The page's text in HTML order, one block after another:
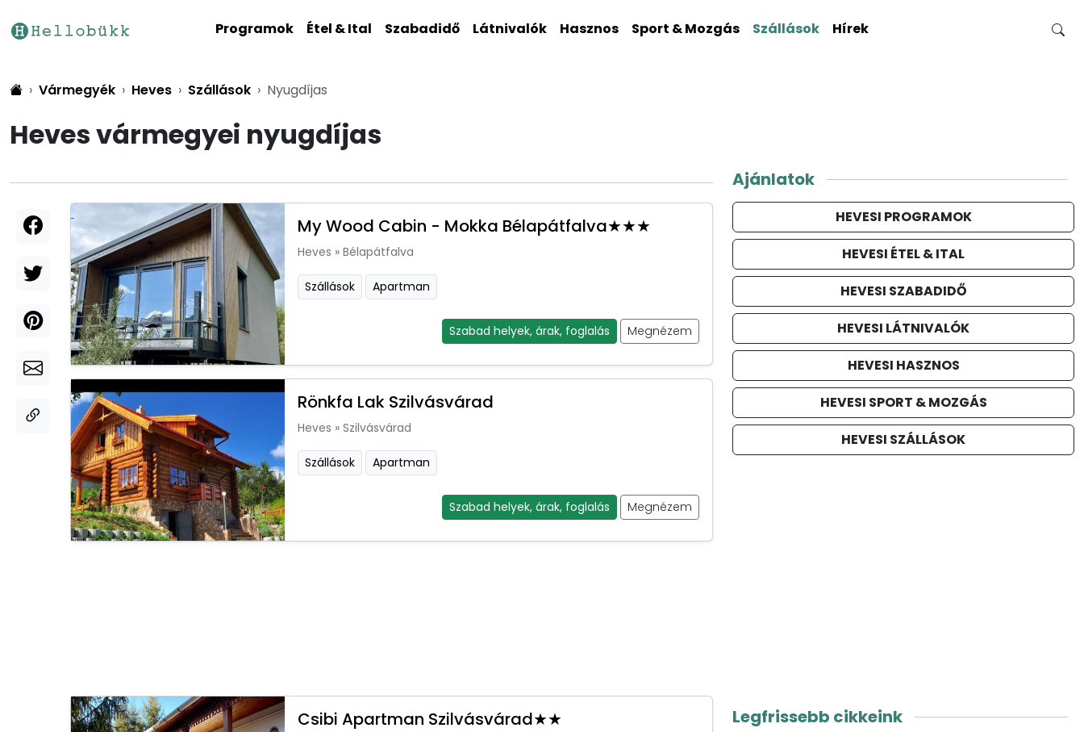
Programok Étel & Ital Szabadidő Látnivalók Hasznos Sport & Mozgás Szállások Hírek
Vármegyék Heves Szállások Nyugdíjas
Heves vármegyei nyugdíjas
My Wood Cabin - Mokka Bélapátfalva★★★
Heves » Bélapátfalva
Szállások Apartman
Szabad helyek, árak, foglalás Megnézem
Rönkfa Lak Szilvásvárad
Heves » Szilvásvárad
Szállások Apartman
Szabad helyek, árak, foglalás Megnézem
Csibi Apartman Szilvásvárad★★
Ajánlatok
HEVESI PROGRAMOK
HEVESI ÉTEL & ITAL
HEVESI SZABADIDŐ
HEVESI LÁTNIVALÓK
HEVESI HASZNOS
HEVESI SPORT & MOZGÁS
HEVESI SZÁLLÁSOK
Legfrissebb cikkeink